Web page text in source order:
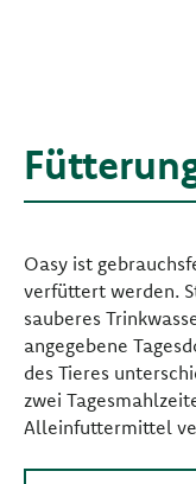
Oasy ist
verfüttert werden.
sauberes
angegebene
des Tieres
zwei
Alleinfuttermittel